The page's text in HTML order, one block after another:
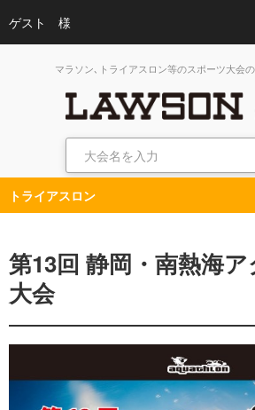
ゲスト 様
マラソン､トライアスロン等のスポーツ大会
トライアスロン
第13回 静岡・南熱海
大会